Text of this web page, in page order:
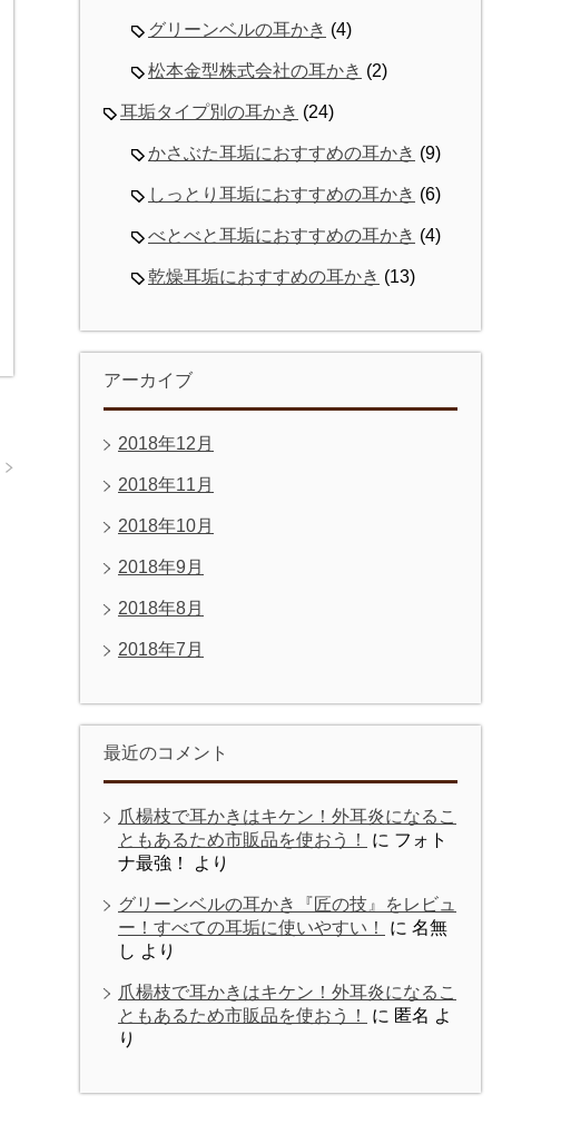
グリーンベルの耳かき (4)
松本金型株式会社の耳かき (2)
耳垢タイプ別の耳かき (24)
かさぶた耳垢におすすめの耳かき (9)
しっとり耳垢におすすめの耳かき (6)
べとべと耳垢におすすめの耳かき (4)
乾燥耳垢におすすめの耳かき (13)
アーカイブ
2018年12月
2018年11月
2018年10月
2018年9月
2018年8月
2018年7月
最近のコメント
爪楊枝で耳かきはキケン！外耳炎になるこ
ともあるため市販品を使おう！
に フォト
ナ最強！
より
グリーンベルの耳かき『匠の技』をレビュ
ー！すべての耳垢に使いやすい！
に 名無
し より
爪楊枝で耳かきはキケン！外耳炎になるこ
ともあるため市販品を使おう！
に 匿名 よ
り